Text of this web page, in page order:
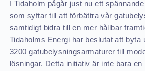
I Tidaholm pågår just nu ett
som syftar till att förbättra vår
samtidigt bidra till en mer hållbar
Tidaholms Energi har beslutat att byta
3200 gatubelysningsarmaturer till
lösningar. Detta initiativ är inte bara en